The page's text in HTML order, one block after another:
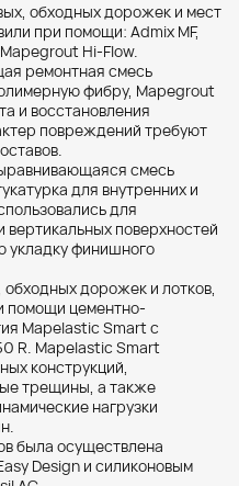
обходных дорожек и мест
при помощи: Admix MF,
Hi-Flow.
ремонтная смесь
фибру, Mapegrout
и восстановления
повреждений требуют
смесь
для внутренних и
для
вертикальных поверхностей
укладку финишного
дорожек и лотков,
помощи цементно-
Mapelastic Smart с
R. Mapelastic Smart
конструкций,
трещины, а также
нагрузки
была осуществлена
Design и силиконовым